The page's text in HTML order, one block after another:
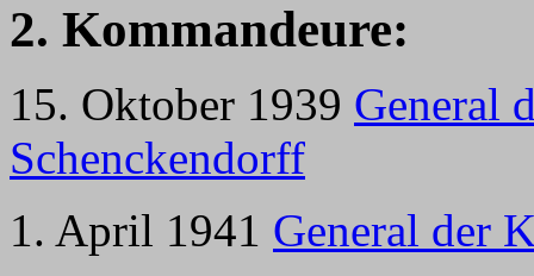
2. Kommandeure:
15. Oktober 1939 General
Schenckendorff
1. April 1941 General der